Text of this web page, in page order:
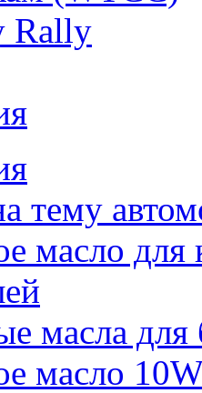
Rally
тему
масло для
масла для
масло